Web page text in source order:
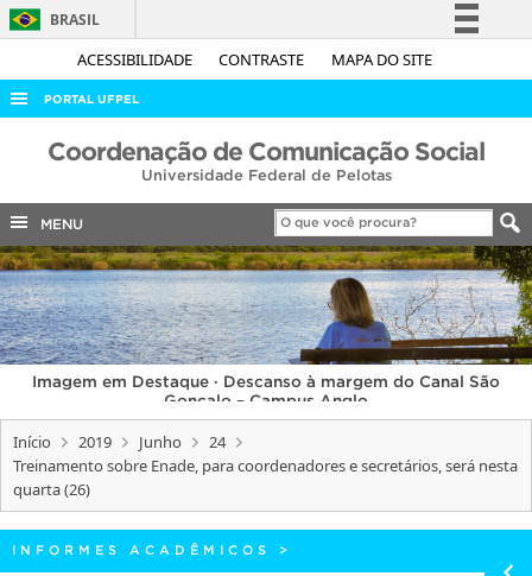
ACESSIBILIDADE CONTRASTE MAPA DO SITE
BRASIL
Simplifique!
Acesso à informação
Legislação
Canais
PORTAL UFPEL
ACESSO À INFORMAÇÃO
COBALTO
CONCURSOS
EDITAIS
INTERNACIONAL
OUVIDORIA
PORTARIAS
TELEFONES
Coordenação de Comunicação Social
Universidade Federal de Pelotas
MENU
Imagem em Destaque · Descanso à margem do Canal São
Gonçalo – Campus Anglo
Início 2019 Junho
24
Treinamento sobre Enade, para coordenadores e secretários, será nesta
quarta (26)
INFORMES ACADÊMICOS >